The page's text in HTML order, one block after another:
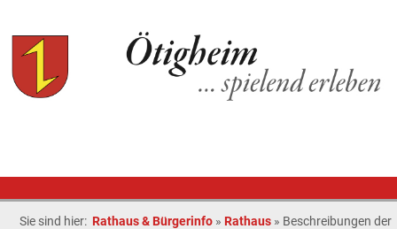
Sie sind hier: Rathaus & Bürgerinfo » Rathaus » Beschreibungen der